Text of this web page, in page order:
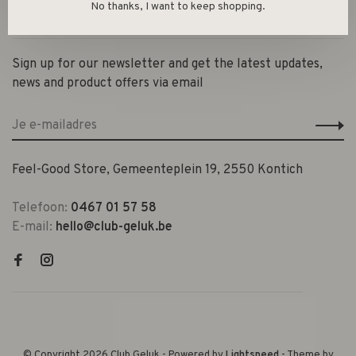
Contact en openingsuren
Sign up for our newsletter and get the latest updates,
news and product offers via email
Feel-Good Store, Gemeenteplein 19, 2550 Kontich
Telefoon: 0467 01 57 58
E-mail: hello@club-geluk.be
No thanks, I want to keep shopping.